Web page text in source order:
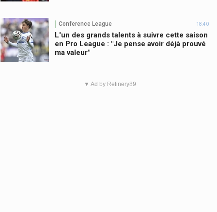
Conference League 18:40
L'un des grands talents à suivre cette saison
en Pro League : "Je pense avoir déjà prouvé
ma valeur"
▼ Ad by Refinery89